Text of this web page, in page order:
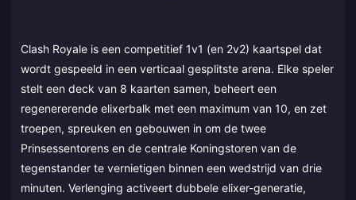
Clash Royale is een competitief 1v1 (en 2v2) kaartspel dat
wordt gespeeld in een verticaal gesplitste arena. Elke speler
stelt een deck van 8 kaarten samen, beheert een
regenererende elixerbalk met een maximum van 10, en zet
troepen, spreuken en gebouwen in om de twee
Prinsessentorens en de centrale Koningstoren van de
tegenstander te vernietigen binnen een wedstrijd van drie
minuten. Verlenging activeert dubbele elixer-generatie,